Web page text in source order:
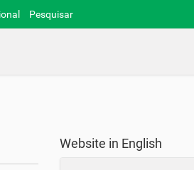
Pesquisar
Website in English